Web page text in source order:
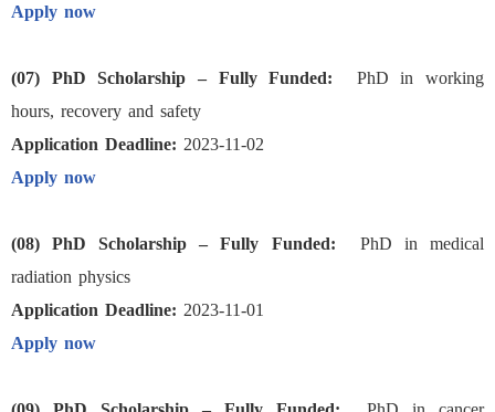
Apply now
(07) PhD Scholarship – Fully Funded: PhD in working
hours, recovery and safety
Application Deadline: 2023-11-02
Apply now
(08) PhD Scholarship – Fully Funded: PhD in medical
radiation physics
Application Deadline: 2023-11-01
Apply now